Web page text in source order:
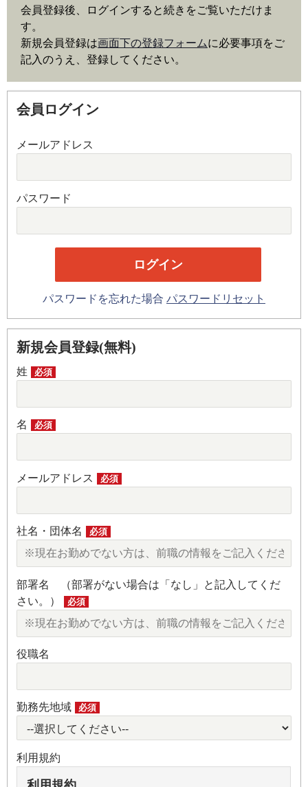
会員登録後、ログインすると続きをご覧いただけま
す。
新規会員登録は画面下の登録フォームに必要事項をご
記入のうえ、登録してください。
会員ログイン
メールアドレス
パスワード
パスワードを忘れた場合 パスワードリセット
新規会員登録(無料)
姓 必須
名 必須
メールアドレス 必須
社名・団体名 必須
部署名 （部署がない場合は「なし」と記入してくだ
さい。）
必須
役職名
勤務先地域 必須
利用規約